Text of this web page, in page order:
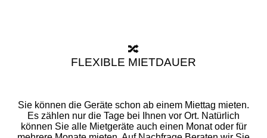
🔀
FLEXIBLE MIETDAUER
Sie können die Geräte schon ab einem Miettag mieten.
Es zählen nur die Tage bei Ihnen vor Ort. Natürlich
können Sie alle Mietgeräte auch einen Monat oder für